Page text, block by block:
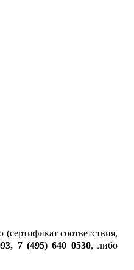
соответствия,
7 (495) 640 0530, либо